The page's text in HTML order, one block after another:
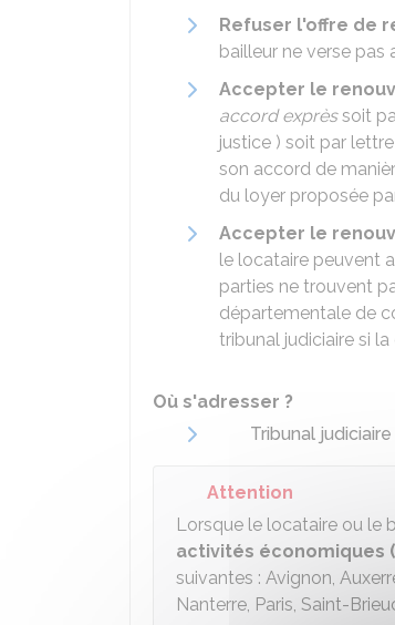
Refuser l'offre de
bailleur ne verse pas
Accepter le
accord exprèssoit
justice ) soit par
son accord de
du loyer proposée
Accepter le
le locataire peuvent
parties ne trouvent
départementale de
tribunal judiciaire si
Où s'adresser ?
Tribunal judiciaire
Attention
Lorsque le locataire ou le
activités économiques
suivantes : Avignon,
Nanterre, Paris, Saint-